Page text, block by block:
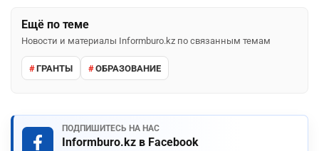
Ещё по теме
Новости и материалы Informburo.kz по связанным темам
ГРАНТЫ ОБРАЗОВАНИЕ
ПОДПИШИТЕСЬ НА НАС
Informburo.kz в Facebook